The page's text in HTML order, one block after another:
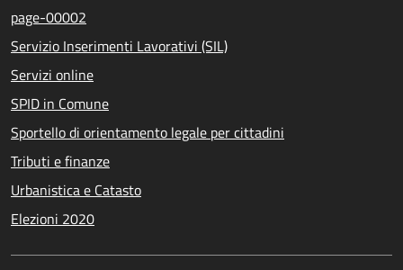
page-00002
Servizio Inserimenti Lavorativi (SIL)
Servizi online
SPID in Comune
Sportello di orientamento legale per cittadini
Tributi e finanze
Urbanistica e Catasto
Elezioni 2020